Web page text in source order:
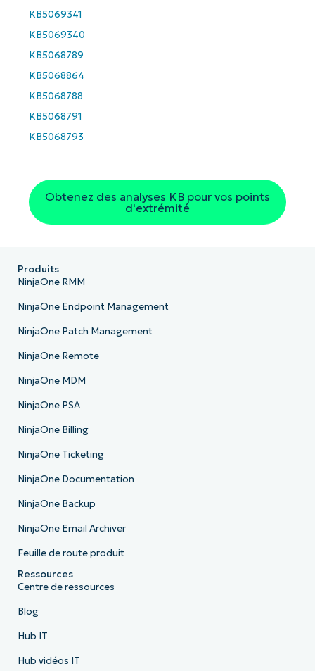
KB5069341
KB5069340
KB5068789
KB5068864
KB5068788
KB5068791
KB5068793
Obtenez des analyses KB pour vos points
d'extrémité
email*
Phone
number*
Pays
Company
Produits
NinjaOne RMM
NinjaOne Endpoint Management
NinjaOne Patch Management
NinjaOne Remote
NinjaOne MDM
NinjaOne PSA
NinjaOne Billing
NinjaOne Ticketing
NinjaOne Documentation
NinjaOne Backup
NinjaOne Email Archiver
Feuille de route produit
Ressources
Centre de ressources
Blog
Hub IT
Hub vidéos IT